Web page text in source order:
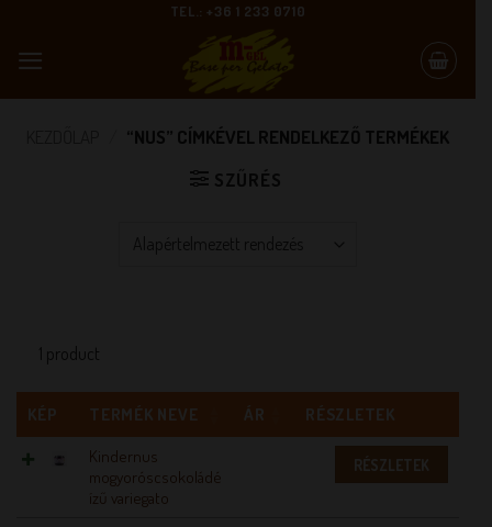
content
TEL.: +36 1 233 0710
“NUS” CÍMKÉVEL RENDELKEZŐ TERMÉKEK
SZŰRÉS
1 product
KÉP TERMÉK NEVE ÁR
RÉSZLETEK
Kindernus
mogyoróscsokoládé
ízű variegato
RÉSZLETEK